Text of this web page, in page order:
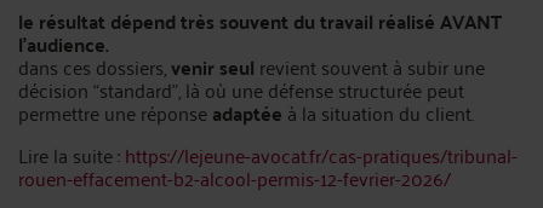
le résultat dépend très souvent du travail réalisé AVANT
l’audience.
dans ces dossiers,venir seul revient souvent à subir une
décision “standard”, là où une défense structurée peut
permettre une réponseadaptée à la situation du client.
Lire la suite :https://lejeune-avocat.fr/cas-pratiques/tribunal-
rouen-effacement-b2-alcool-permis-12-fevrier-2026/